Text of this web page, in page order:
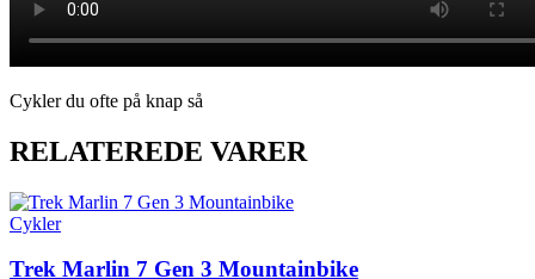
Cykler du ofte på knap så
RELATEREDE VARER
Cykler
Trek Marlin 7 Gen 3 Mountainbike